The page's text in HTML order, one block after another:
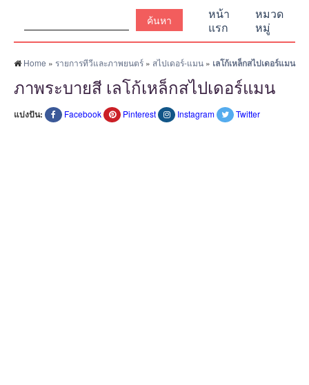
หน้า
แรก
หมวด
หมู่
Home » รายการทีวีและภาพยนตร์ » สไปเดอร์-แมน » เลโก้เหล็กสไปเดอร์แมน
ภาพระบายสี เลโก้เหล็กสไปเดอร์แมน
แบ่งปัน: Facebook Pinterest Instagram Twitter